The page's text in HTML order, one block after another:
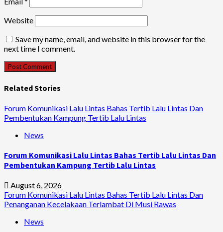
Website
Save my name, email, and website in this browser for the
next time I comment.
Related Stories
Forum Komunikasi Lalu Lintas Bahas Tertib Lalu Lintas Dan
Pembentukan Kampung Tertib Lalu Lintas
News
Forum Komunikasi Lalu Lintas Bahas Tertib Lalu Lintas Dan
Pembentukan Kampung Tertib Lalu Lintas
August 6, 2026
Forum Komunikasi Lalu Lintas Bahas Tertib Lalu Lintas Dan
Penanganan Kecelakaan Terlambat Di Musi Rawas
News